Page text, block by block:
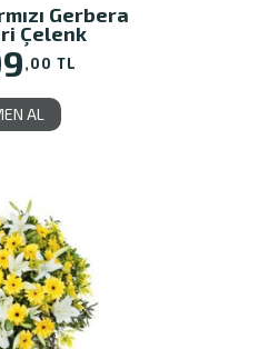
Gerbera
Çelenk
,00 TL
AL